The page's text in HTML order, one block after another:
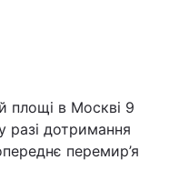
площі в Москві 9
разі дотримання
перемир’я